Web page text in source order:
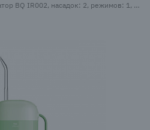
Портативно-переносной ирригатор BQ IR002, насадок: 2, режимов: 1, зеленый